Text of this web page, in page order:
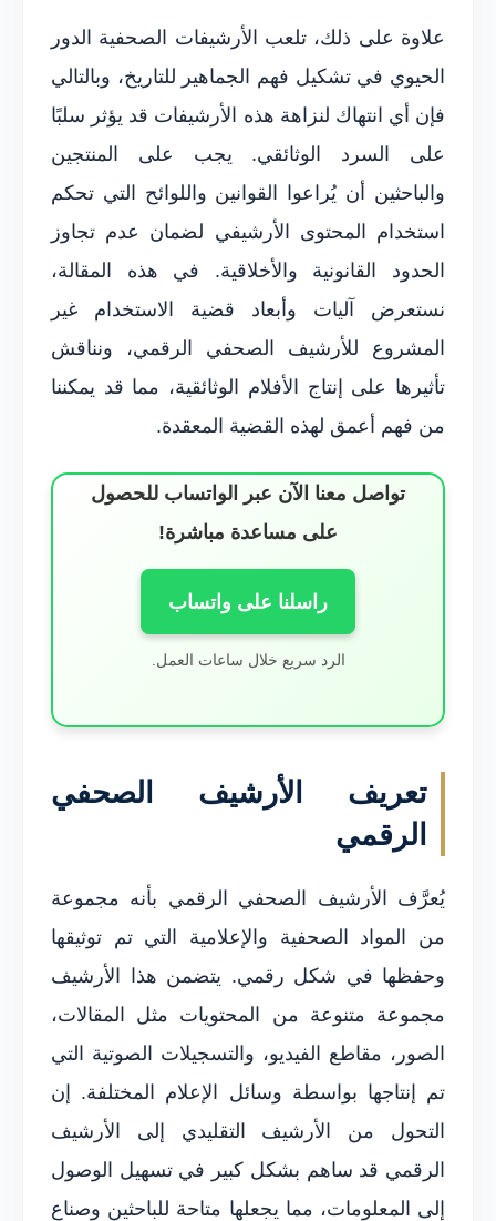
علاوة على ذلك، تلعب الأرشيفات الصحفية الدور
الحيوي في تشكيل فهم الجماهير للتاريخ، وبالتالي
فإن أي انتهاك لنزاهة هذه الأرشيفات قد يؤثر سلبًا
على السرد الوثائقي. يجب على المنتجين
والباحثين أن يُراعوا القوانين واللوائح التي تحكم
استخدام المحتوى الأرشيفي لضمان عدم تجاوز
الحدود القانونية والأخلاقية. في هذه المقالة،
نستعرض آليات وأبعاد قضية الاستخدام غير
المشروع للأرشيف الصحفي الرقمي، ونناقش
تأثيرها على إنتاج الأفلام الوثائقية، مما قد يمكننا
من فهم أعمق لهذه القضية المعقدة.
تواصل معنا الآن عبر الواتساب للحصول
على مساعدة مباشرة!
راسلنا على واتساب
الرد سريع خلال ساعات العمل.
تعريف الأرشيف الصحفي
الرقمي
يُعرَّف الأرشيف الصحفي الرقمي بأنه مجموعة
من المواد الصحفية والإعلامية التي تم توثيقها
وحفظها في شكل رقمي. يتضمن هذا الأرشيف
مجموعة متنوعة من المحتويات مثل المقالات،
الصور، مقاطع الفيديو، والتسجيلات الصوتية التي
تم إنتاجها بواسطة وسائل الإعلام المختلفة. إن
التحول من الأرشيف التقليدي إلى الأرشيف
الرقمي قد ساهم بشكل كبير في تسهيل الوصول
إلى المعلومات، مما يجعلها متاحة للباحثين وصناع